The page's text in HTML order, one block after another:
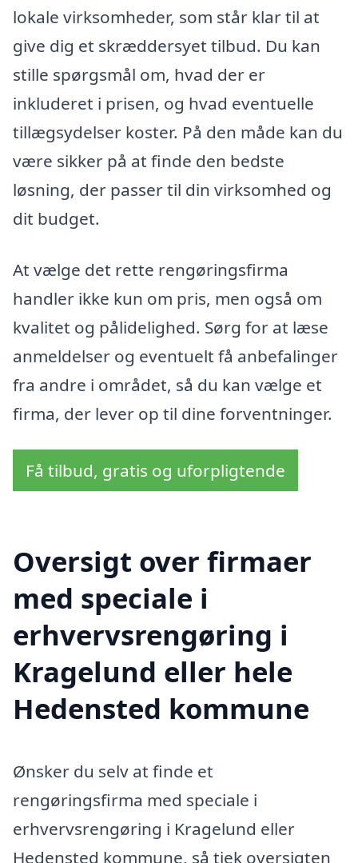
lokale virksomheder, som står klar til at
give dig et skræddersyet tilbud. Du kan
stille spørgsmål om, hvad der er
inkluderet i prisen, og hvad eventuelle
tillægsydelser koster. På den måde kan du
være sikker på at finde den bedste
løsning, der passer til din virksomhed og
dit budget.
At vælge det rette rengøringsfirma
handler ikke kun om pris, men også om
kvalitet og pålidelighed. Sørg for at læse
anmeldelser og eventuelt få anbefalinger
fra andre i området, så du kan vælge et
firma, der lever op til dine forventninger.
Få tilbud, gratis og uforpligtende
Oversigt over firmaer
med speciale i
erhvervsrengøring i
Kragelund eller hele
Hedensted kommune
Ønsker du selv at finde et
rengøringsfirma med speciale i
erhvervsrengøring i Kragelund eller
Hedensted kommune, så tjek oversigten